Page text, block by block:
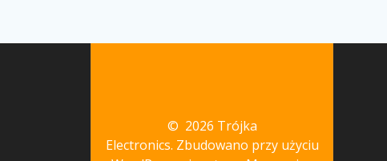
© 2026 Trójka
Electronics. Zbudowano przy użyciu